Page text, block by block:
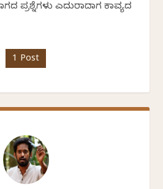
ಪ್ರಶ್ನೆಗಳು ಎದುರಾದಾಗ ಕಾವ್ಯದ
1 Post